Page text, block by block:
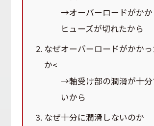
→オーバーロードがかか
ヒューズが切れたから
なぜオーバーロードがかか
か<
→軸受け部の潤滑が十分
いから
なぜ十分に潤滑しないのか